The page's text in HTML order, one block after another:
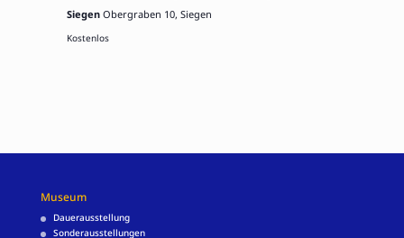
Siegen Obergraben 10, Siegen
Kostenlos
Museum
Dauerausstellung
Sonderausstellungen